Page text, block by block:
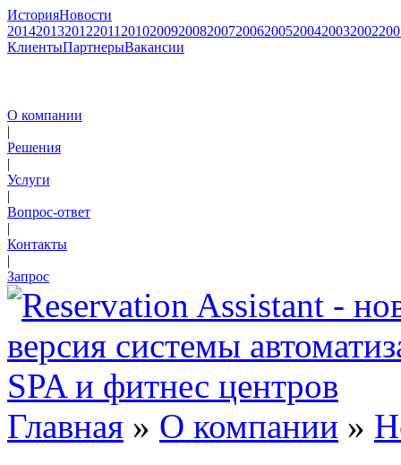
ИсторияНовости
2014201320122011 201020092008200720062005200420032002
КлиентыПартнерыВакансии
О компании
|
Решения
|
Услуги
|
Вопрос-ответ
|
Контакты
|
Запрос
Главная » О компании »